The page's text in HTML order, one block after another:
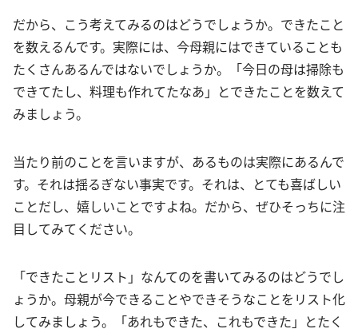
だから、こう考えてみるのはどうでしょうか。できたこと
を数えるんです。実際には、今母親にはできていることも
たくさんあるんではないでしょうか。「今日の母は掃除も
できてたし、料理も作れてたなあ」とできたことを数えて
みましょう。
当たり前のことを言いますが、あるものは実際にあるんで
す。それは揺るぎない事実です。それは、とても喜ばしい
ことだし、嬉しいことですよね。だから、ぜひそっちに注
目してみてください。
「できたことリスト」なんてのを書いてみるのはどうでし
ょうか。母親が今できることやできそうなことをリスト化
してみましょう。「あれもできた、これもできた」とたく